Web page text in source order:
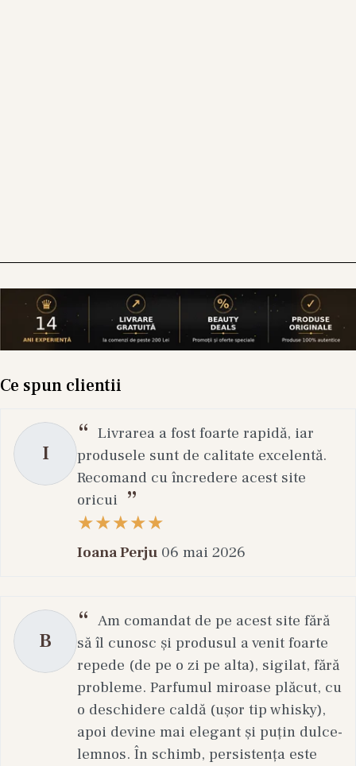
Ce spun clientii
I
Livrarea a fost foarte rapidă, iar
produsele sunt de calitate excelentă.
Recomand cu încredere acest site
oricui
Ioana Perju 06 mai 2026
B
Am comandat de pe acest site fără
să îl cunosc și produsul a venit foarte
repede (de pe o zi pe alta), sigilat, fără
probleme. Parfumul miroase plăcut, cu
o deschidere caldă (ușor tip whisky),
apoi devine mai elegant și puțin dulce-
lemnos. În schimb, persistența este